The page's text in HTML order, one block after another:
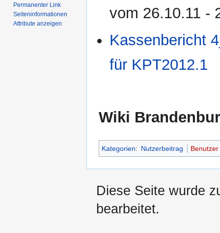
vom 26.10.11 -
Kassenbericht
für KPT2012.1
Wiki
Kategorien: Nutzerbeitrag
Permanenter Link
Seiten­­informationen
Attribute anzeigen
Diese Seite wurde
bearbeitet.